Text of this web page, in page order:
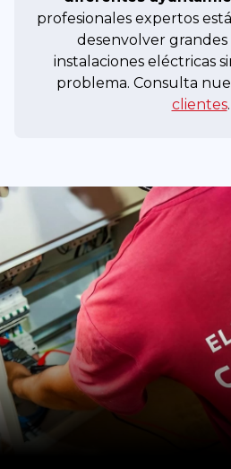
profesionales expertos
desenvolver
instalaciones eléctricas
problema. Consulta
clientes.